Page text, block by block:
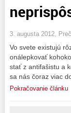
3. augusta 2012,
Vo svete existujú
onálepkovať
stať z antifašistu a
sa nás čoraz viac
Pokračovanie článku